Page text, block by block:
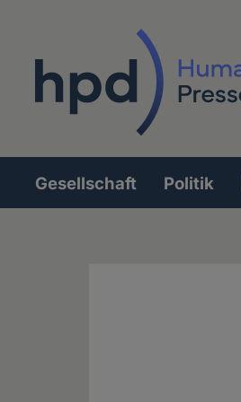
Hauptnavigation
Gesellschaft Politik